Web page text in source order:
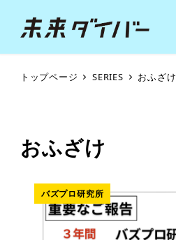
トップページ SERIES おふざけ
おふざけ
バズプロ研究所